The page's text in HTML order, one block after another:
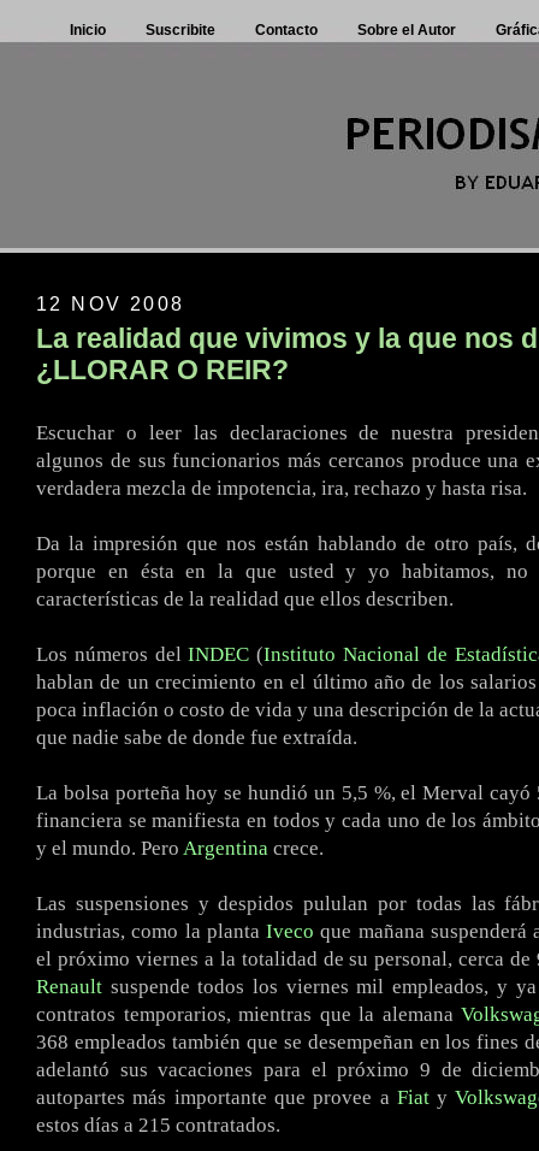
Inicio Suscribite Contacto Sobre el Autor
12 NOV 2008
La realidad que vivimos y la que nos
¿LLORAR O REIR?
Escuchar o leer las declaraciones de nuestra
algunos de sus funcionarios más cercanos produce una
verdadera mezcla de impotencia, ira, rechazo y hasta risa.
Da la impresión que nos están hablando de otro país,
porque en ésta en la que usted y yo habitamos, no
características de la realidad que ellos describen.
Los números delINDEC (Instituto Nacional de
hablan de un crecimiento en el último año de los
poca inflación o costo de vida y una descripción de la
que nadie sabe de donde fue extraída.
La bolsa porteña hoy se hundió un 5,5 %, el Merval
financiera se manifiesta en todos y cada uno de los
y el mundo. Pero Argentina crece.
Las suspensiones y despidos pululan por todas las
industrias, como la plantaIveco que mañana
el próximo viernes a la totalidad de su personal, cerca de
Renault suspende todos los viernes mil empleados, y
contratos temporarios, mientras que la alemana
368 empleados también que se desempeñan en los fines
adelantó sus vacaciones para el próximo 9 de
autopartes más importante que provee a Fiaty
estos días a 215 contratados.